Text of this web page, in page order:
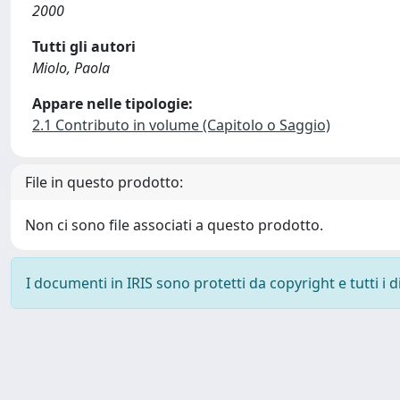
2000
Tutti gli autori
Miolo, Paola
Appare nelle tipologie:
2.1 Contributo in volume (Capitolo o Saggio)
File in questo prodotto:
Non ci sono file associati a questo prodotto.
I documenti in IRIS sono protetti da copyright e tutti i